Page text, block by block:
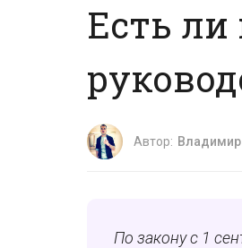
Есть ли
Автор:
По закону с 1